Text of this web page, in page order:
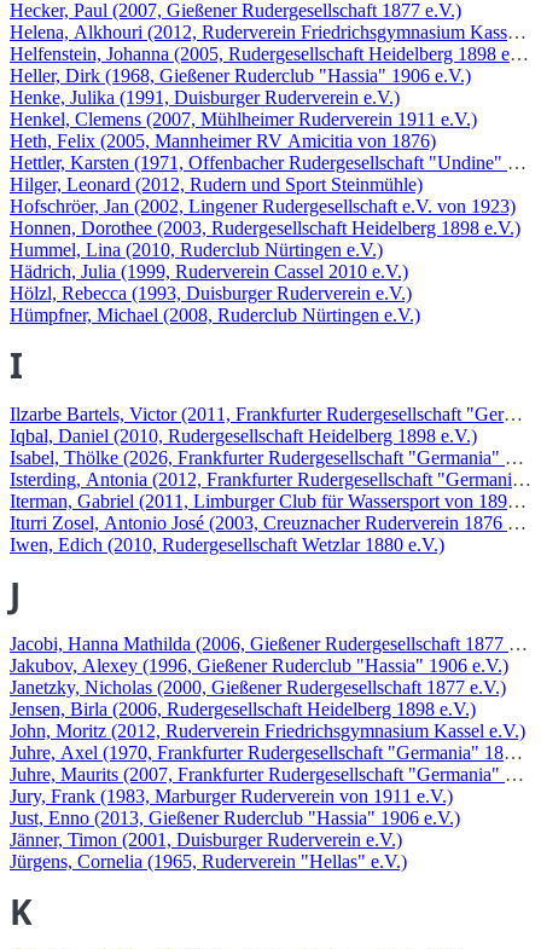
Hecker, Paul (2007, Gießener Rudergesellschaft 1877 e.V.)
Helena, Alkhouri (2012, Ruderverein Friedrichsgymnasium Kassel
Helfenstein, Johanna (2005, Rudergesellschaft Heidelberg 1898 e.V.)
Heller, Dirk (1968, Gießener Ruderclub "Hassia" 1906 e.V.)
Henke, Julika (1991, Duisburger Ruderverein e.V.)
Henkel, Clemens (2007, Mühlheimer Ruderverein 1911 e.V.)
Heth, Felix (2005, Mannheimer RV Amicitia von 1876)
Hettler, Karsten (1971, Offenbacher Rudergesellschaft "Undine"
Hilger, Leonard (2012, Rudern und Sport Steinmühle)
Hofschröer, Jan (2002, Lingener Rudergesellschaft e.V. von 1923)
Honnen, Dorothee (2003, Rudergesellschaft Heidelberg 1898 e.V.)
Hummel, Lina (2010, Ruderclub Nürtingen e.V.)
Hädrich, Julia (1999, Ruderverein Cassel 2010 e.V.)
Hölzl, Rebecca (1993, Duisburger Ruderverein e.V.)
Hümpfner, Michael (2008, Ruderclub Nürtingen e.V.)
I
Ilzarbe Bartels, Victor (2011, Frankfurter Rudergesellschaft
Iqbal, Daniel (2010, Rudergesellschaft Heidelberg 1898 e.V.)
Isabel, Thölke (2026, Frankfurter Rudergesellschaft "Germania"
Isterding, Antonia (2012, Frankfurter Rudergesellschaft "Germania"
Iterman, Gabriel (2011, Limburger Club für Wassersport von 1895/
Iturri Zosel, Antonio José (2003, Creuznacher Ruderverein 1876
Iwen, Edich (2010, Rudergesellschaft Wetzlar 1880 e.V.)
J
Jacobi, Hanna Mathilda (2006, Gießener Rudergesellschaft 1877
Jakubov, Alexey (1996, Gießener Ruderclub "Hassia" 1906 e.V.)
Janetzky, Nicholas (2000, Gießener Rudergesellschaft 1877 e.V.)
Jensen, Birla (2006, Rudergesellschaft Heidelberg 1898 e.V.)
John, Moritz (2012, Ruderverein Friedrichsgymnasium Kassel e.V.)
Juhre, Axel (1970, Frankfurter Rudergesellschaft "Germania" 1869
Juhre, Maurits (2007, Frankfurter Rudergesellschaft "Germania"
Jury, Frank (1983, Marburger Ruderverein von 1911 e.V.)
Just, Enno (2013, Gießener Ruderclub "Hassia" 1906 e.V.)
Jänner, Timon (2001, Duisburger Ruderverein e.V.)
Jürgens, Cornelia (1965, Ruderverein "Hellas" e.V.)
K